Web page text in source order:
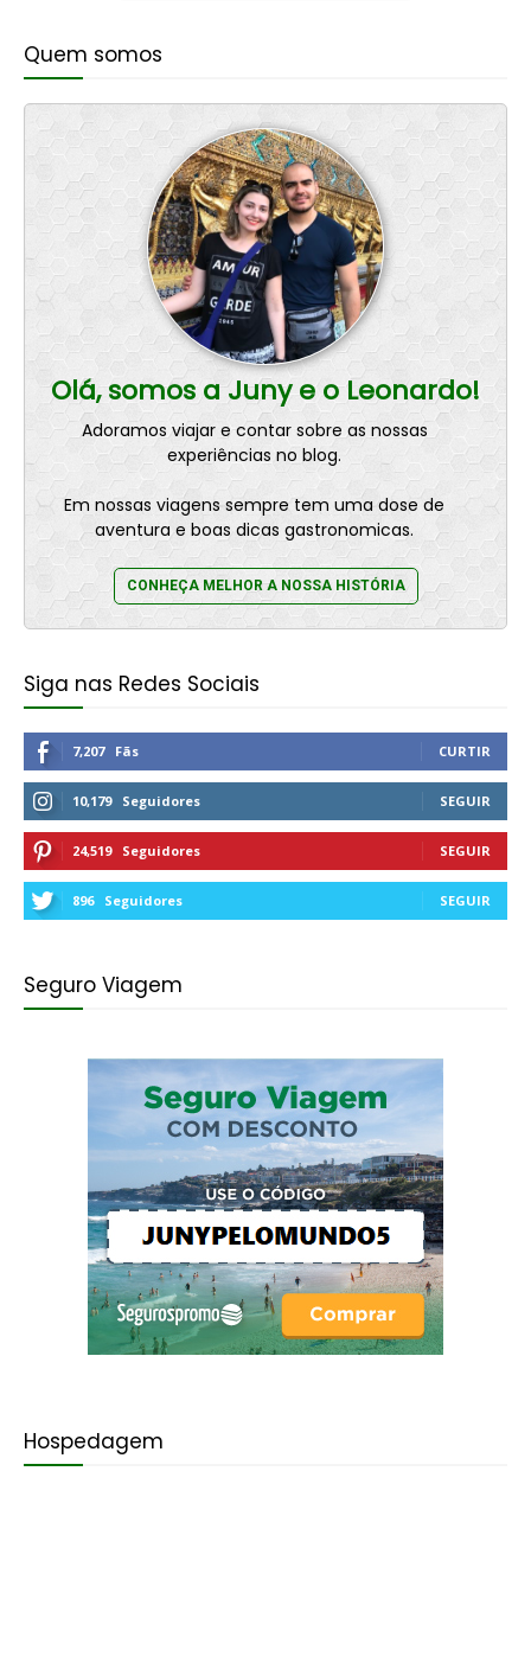
Quem somos
Olá, somos a Juny e o Leonardo!
Adoramos viajar e contar sobre as nossas
experiências no blog.
Em nossas viagens sempre tem uma dose de
aventura e boas dicas gastronomicas.
CONHEÇA MELHOR A NOSSA HISTÓRIA
Siga nas Redes Sociais
7,207 Fãs CURTIR
10,179 Seguidores SEGUIR
24,519 Seguidores SEGUIR
896 Seguidores SEGUIR
Seguro Viagem
Hospedagem